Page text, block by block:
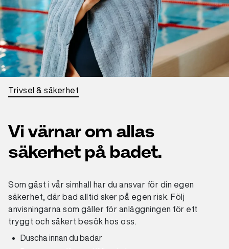
Trivsel & säkerhet
Vi värnar om allas
säkerhet på badet.
Som gäst i vår simhall har du ansvar för din egen
säkerhet, där bad alltid sker på egen risk. Följ
anvisningarna som gäller för anläggningen för ett
tryggt och säkert besök hos oss.
Duscha innan du badar